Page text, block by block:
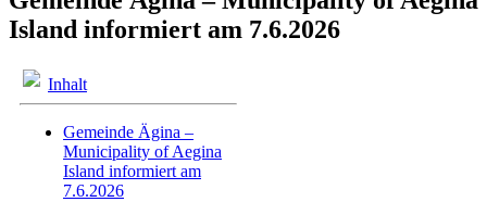
Island informiert am 7.6.2026
Inhalt
Gemeinde Ägina –
Municipality of Aegina
Island informiert am
7.6.2026